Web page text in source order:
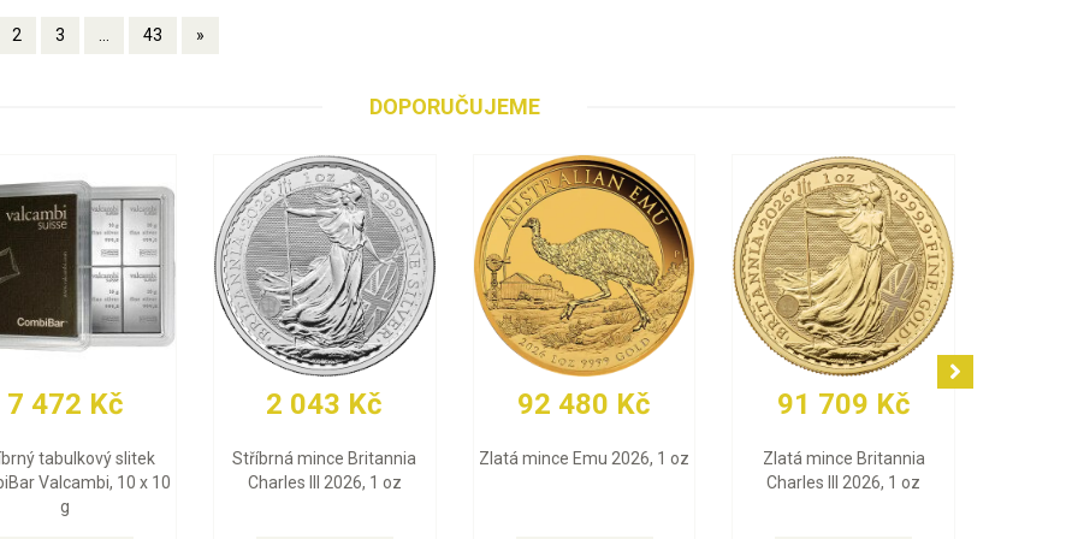
2 3 ... 43 »
DOPORUČUJEME
29 924 Kč
slitek Valcambi 10 g
91 306 Kč
Zlatá mince Maple Leaf
2026, 1 oz
77 555 Kč
Zlatý slitek PAMP Fortuna
92 014 Kč
Zlatá mince Vídeňští
filharmonici 2026, 1 oz